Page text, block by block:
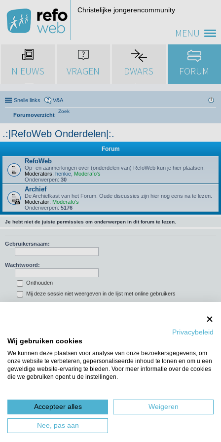
MENU
Christelijke jongerencommunity
NIEUWS VRAGEN DWARS FORUM
Snelle links V&A
Forumoverzicht
Zoek
.:|RefoWeb Onderdelen|:.
Forum
RefoWeb
Op- en aanmerkingen over (onderdelen van) RefoWeb kun je hier plaatsen.
Moderators: henkie Moderafo's
Onderwerpen: 30
Archief
De Archiefkast van het Forum. Oude discussies zijn hier nog eens na te lezen.
Moderator: Moderafo's
Onderwerpen: 5176
Je hebt niet de juiste permissies om onderwerpen in dit forum te lezen.
Gebruikersnaam:
Wachtwoord:
Onthouden
Mij deze sessie niet weergeven in de lijst met online gebruikers
Ga naar
Gebruikers op dit forum: Geen geregistreerde gebruikers en 1 gast
Forumoverzicht Het team
Privacybeleid
Wij gebruiken cookies
We kunnen deze plaatsen voor analyse van onze bezoekersgegevens, om
onze website te verbeteren, gepersonaliseerde inhoud te tonen en om u een
geweldige website-ervaring te bieden. Voor meer informatie over de cookies
die we gebruiken opent u de instellingen.
Accepteer alles Weigeren
Nee, pas aan